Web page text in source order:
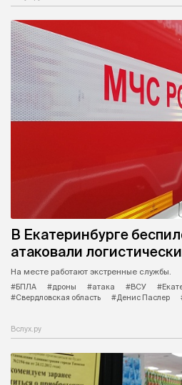
В Екатеринбурге
атаковали
На месте работают экстренные службы.
#БПЛА
#дроны #атака #ВСУ
#Свердловская область
#Денис Паслер
Вслух.ру